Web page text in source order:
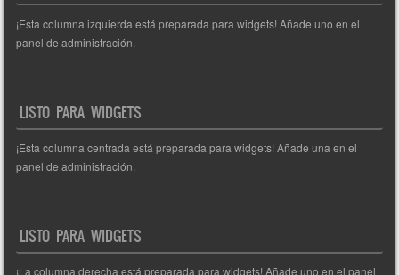
¡Esta columna izquierda está preparada para widgets! Añade uno en el
panel de administración.
LISTO PARA WIDGETS
¡Esta columna centrada está preparada para widgets! Añade una en el
panel de administración.
LISTO PARA WIDGETS
¡La columna derecha está preparada para widgets! Añade uno en el panel